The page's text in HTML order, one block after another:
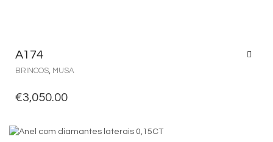
A174
BRINCOS, MUSA
€3,050.00